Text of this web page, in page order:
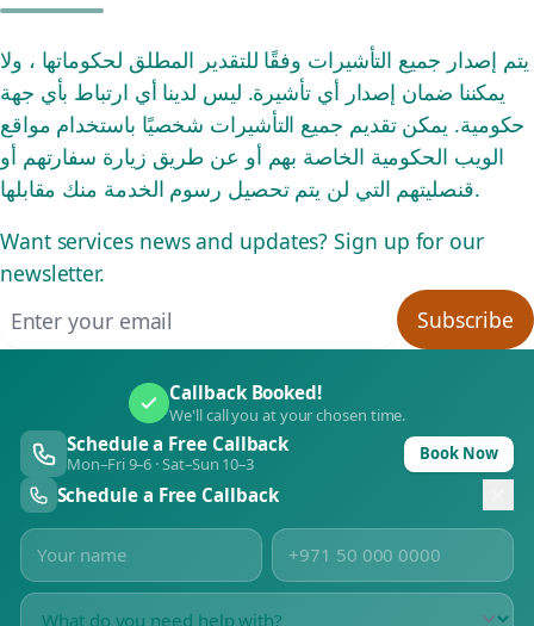
يتم إصدار جميع التأشيرات وفقًا للتقدير المطلق لحكوماتها ، ولا
يمكننا ضمان إصدار أي تأشيرة. ليس لدينا أي ارتباط بأي جهة
حكومية. يمكن تقديم جميع التأشيرات شخصيًا باستخدام مواقع
الويب الحكومية الخاصة بهم أو عن طريق زيارة سفارتهم أو
قنصليتهم التي لن يتم تحصيل رسوم الخدمة منك مقابلها.
Want services news and updates? Sign up for our
newsletter.
Subscribe
Callback Booked!
We'll call you at your chosen time.
Schedule a Free Callback
Mon–Fri 9–6 · Sat–Sun 10–3 Book Now
Schedule a Free Callback